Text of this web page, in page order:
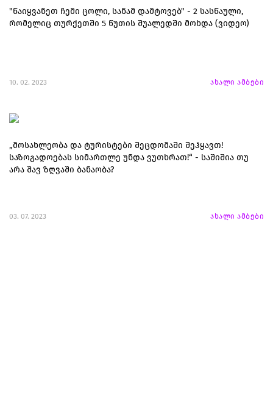
"წაიყვანეთ ჩემი ცოლი, სანამ დამტოვებ" - 2 სასწაული,
რომელიც თურქეთში 5 წუთის შუალედში მოხდა (ვიდეო)
10. 02. 2023 ახალი ამბები
„მოსახლეობა და ტურისტები შეცდომაში შეჰყავთ!
საზოგადოებას სიმართლე უნდა ვუთხრათ!“ - საშიშია თუ
არა შავ ზღვაში ბანაობა?
03. 07. 2023 ახალი ამბები